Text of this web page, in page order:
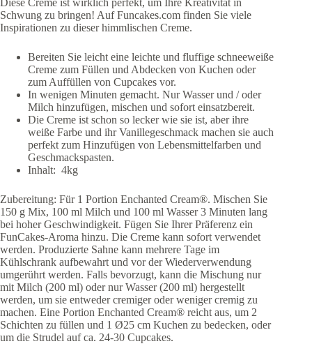
Diese Creme ist wirklich perfekt, um Ihre Kreativität in
Schwung zu bringen! Auf Funcakes.com finden Sie viele
Inspirationen zu dieser himmlischen Creme.
Bereiten Sie leicht eine leichte und fluffige schneeweiße
Creme zum Füllen und Abdecken von Kuchen oder
zum Auffüllen von Cupcakes vor.
In wenigen Minuten gemacht. Nur Wasser und / oder
Milch hinzufügen, mischen und sofort einsatzbereit.
Die Creme ist schon so lecker wie sie ist, aber ihre
weiße Farbe und ihr Vanillegeschmack machen sie auch
perfekt zum Hinzufügen von Lebensmittelfarben und
Geschmackspasten.
Inhalt: 4kg
Zubereitung: Für 1 Portion Enchanted Cream®. Mischen Sie
150 g Mix, 100 ml Milch und 100 ml Wasser 3 Minuten lang
bei hoher Geschwindigkeit. Fügen Sie Ihrer Präferenz ein
FunCakes-Aroma hinzu. Die Creme kann sofort verwendet
werden. Produzierte Sahne kann mehrere Tage im
Kühlschrank aufbewahrt und vor der Wiederverwendung
umgerührt werden. Falls bevorzugt, kann die Mischung nur
mit Milch (200 ml) oder nur Wasser (200 ml) hergestellt
werden, um sie entweder cremiger oder weniger cremig zu
machen. Eine Portion Enchanted Cream® reicht aus, um 2
Schichten zu füllen und 1 Ø25 cm Kuchen zu bedecken, oder
um die Strudel auf ca. 24-30 Cupcakes.